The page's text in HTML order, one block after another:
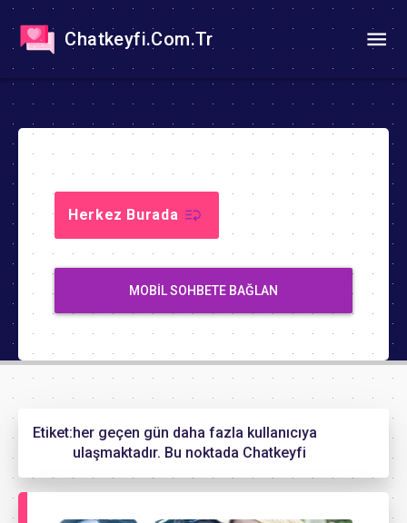
Chatkeyfi.Com.Tr
Herkez Burada
MOBIL SOHBETE BAĞLAN
Etiket:her geçen gün daha fazla kullanıcıya
ulaşmaktadır. Bu noktada Chatkeyfi